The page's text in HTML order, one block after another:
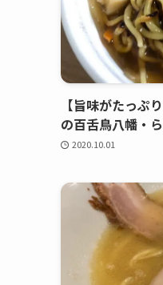
【旨味がたっ
の百舌鳥八幡・
2020.10.01